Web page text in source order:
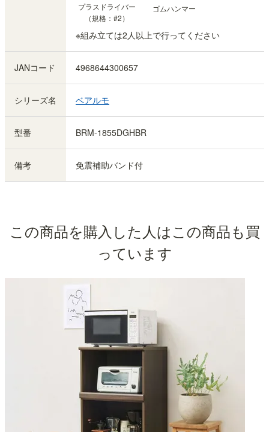
プラスドライバー
（規格：#2）
ゴムハンマー
※組み立ては2人以上で行ってください
JANコード 4968644300657
シリーズ名 ベアルモ
型番 BRM-1855DGHBR
備考 免震補助バンド付
この商品を購入した人はこの商品も買
っています